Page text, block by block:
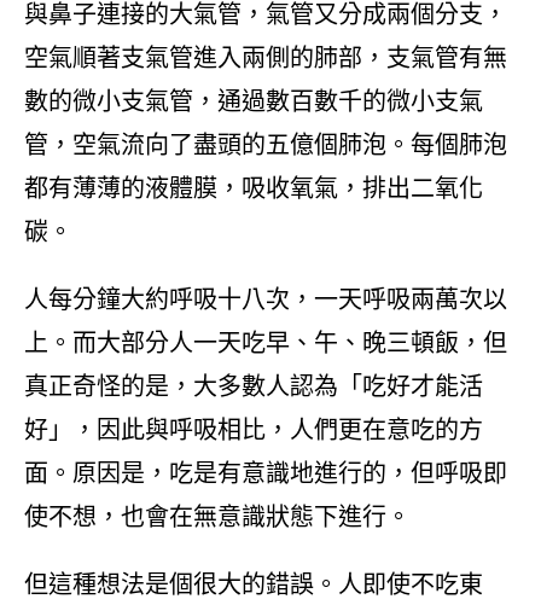
與鼻子連接的大氣管，氣管又分成兩個分支，
空氣順著支氣管進入兩側的肺部，支氣管有無
數的微小支氣管，通過數百數千的微小支氣
管，空氣流向了盡頭的五億個肺泡。每個肺泡
都有薄薄的液體膜，吸收氧氣，排出二氧化
碳。
人每分鐘大約呼吸十八次，一天呼吸兩萬次以
上。而大部分人一天吃早、午、晚三頓飯，但
真正奇怪的是，大多數人認為「吃好才能活
好」，因此與呼吸相比，人們更在意吃的方
面。原因是，吃是有意識地進行的，但呼吸即
使不想，也會在無意識狀態下進行。
但這種想法是個很大的錯誤。人即使不吃東